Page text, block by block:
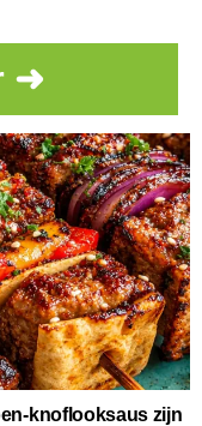
➜
knoflooksaus zijn